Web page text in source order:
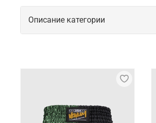
Описание категории
подготовки. Оригинальные
Характерные